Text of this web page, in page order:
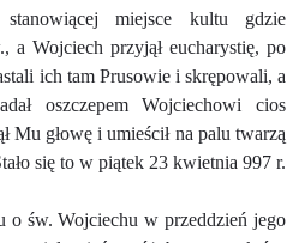
stanowiącej miejsce kultu gdzie
a Wojciech przyjął eucharystię, po
ich tam Prusowie i skrępowali, a
oszczepem Wojciechowi cios
Mu głowę i umieścił na palu twarzą
się to w piątek 23 kwietnia 997 r.
św. Wojciechu w przeddzień jego